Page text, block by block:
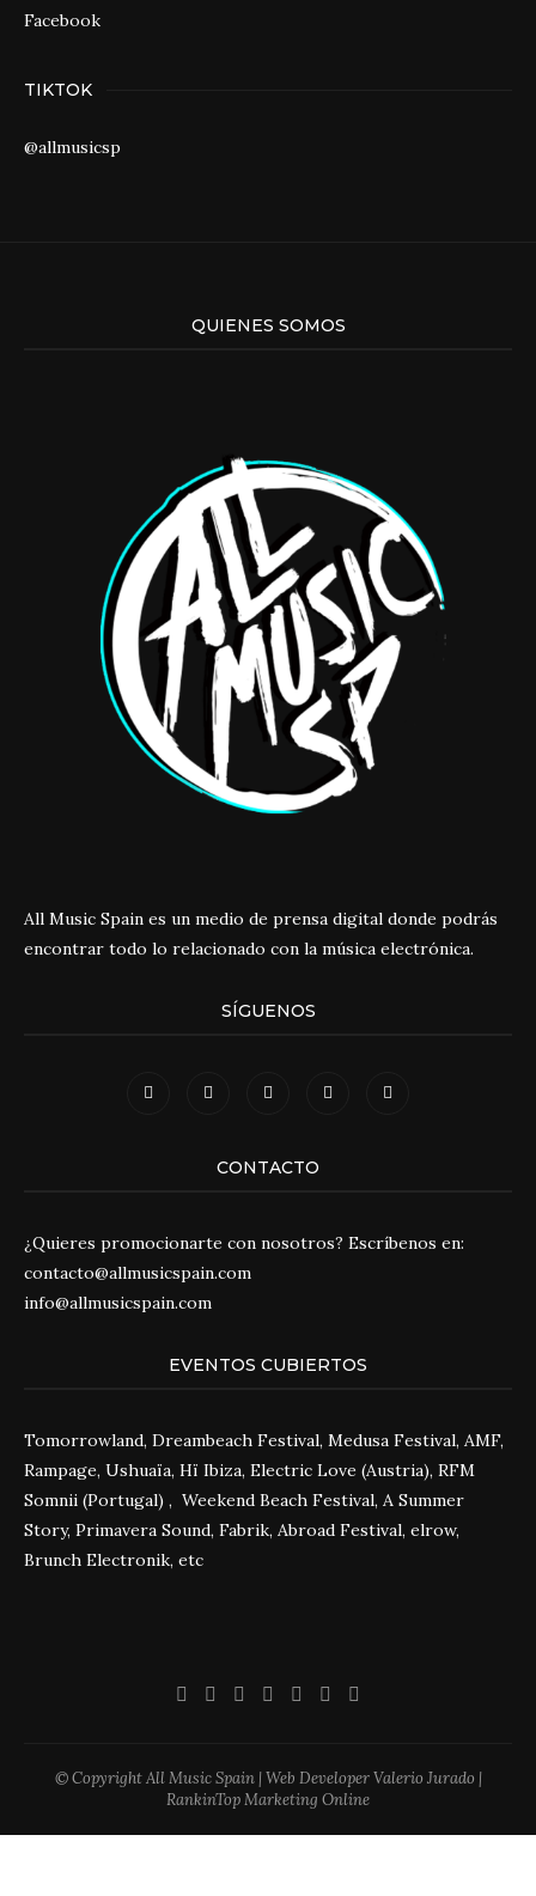
Facebook
TIKTOK
@allmusicsp
QUIENES SOMOS
All Music Spain es un medio de prensa digital donde podrás
encontrar todo lo relacionado con la música electrónica.
SÍGUENOS
CONTACTO
¿Quieres promocionarte con nosotros? Escríbenos en:
contacto@allmusicspain.com
info@allmusicspain.com
EVENTOS CUBIERTOS
Tomorrowland, Dreambeach Festival, Medusa Festival, AMF,
Rampage, Ushuaïa, Hï Ibiza, Electric Love (Austria), RFM
Somnii (Portugal) , Weekend Beach Festival, A Summer
Story, Primavera Sound, Fabrik, Abroad Festival, elrow,
Brunch Electronik, etc
© Copyright All Music Spain | Web Developer Valerio Jurado |
RankinTop Marketing Online